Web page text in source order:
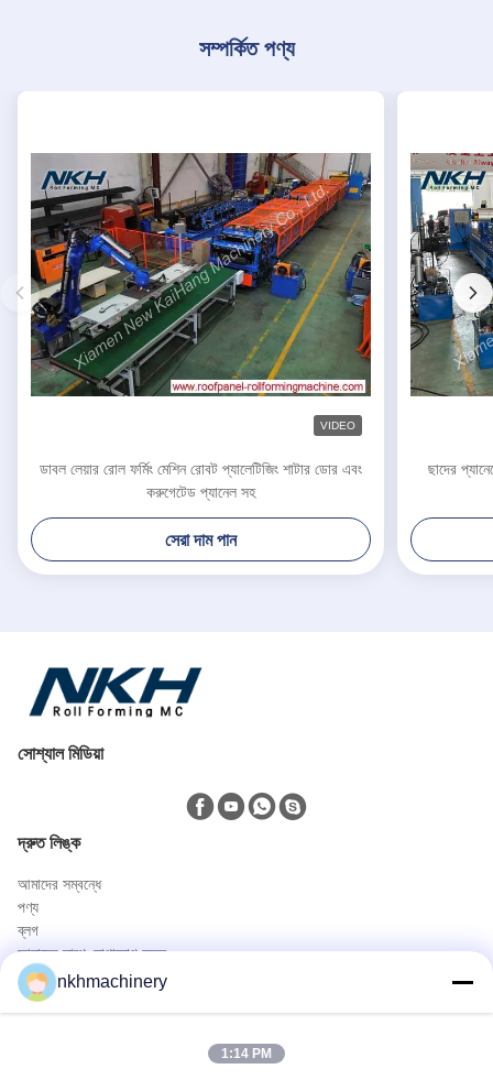
সম্পর্কিত পণ্য
VIDEO
ডাবল লেয়ার রোল ফর্মিং মেশিন রোবট প্যালেটিজিং শাটার ডোর এবং
করুগেটেড প্যানেল সহ
সেরা দাম পান
ছাদের
সোশ্যাল মিডিয়া
দ্রুত লিঙ্ক
আমাদের সম্বন্ধে
পণ্য
ব্লগ
আমাদের সাথে যোগাযোগ করুন
পণ্য
ছাদ প্যানেল রোল বিরচন মেশিন
nkhmachinery
1:14 PM